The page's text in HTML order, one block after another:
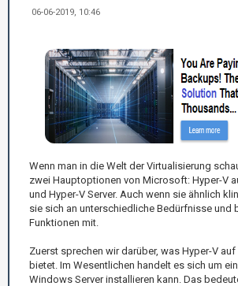
06-06-2019, 10:46
Wenn man in die Welt der Virtualisierung
zwei Hauptoptionen von Microsoft: Hyper-V
und Hyper-V Server. Auch wenn sie ähnlich
sie sich an unterschiedliche Bedürfnisse und
Funktionen mit.
Zuerst sprechen wir darüber, was Hyper-V
bietet. Im Wesentlichen handelt es sich um
Windows Server installieren kann. Das